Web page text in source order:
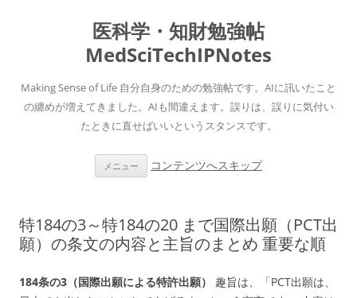
医科学・知財勉強帖
MedSciTechIPNotes
Making Sense of Life 自分自身のための勉強帖です。AIに訊いたこと
の纏めが増えてきました。AIも間違えます。誤りは、誤りに気付い
たときに直せばいいというスタンスです。
メニュー コンテンツへスキップ
特184の3～特184の20 まで国際出願（PCT出
願）の条文の内容と主旨のまとめ 重要な順
184条の3（国際出願による特許出願） 趣旨は、「PCT出願は、